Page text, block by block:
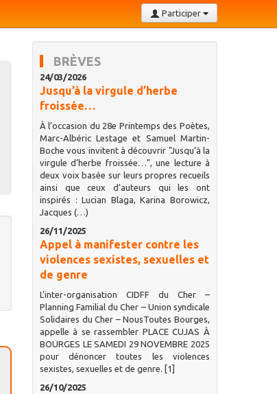
Participer
BRÈVES
24/03/2026
Jusqu’à la virgule d’herbe
froissée…
À l’occasion du 28e Printemps des Poètes,
Marc-Albéric Lestage et Samuel Martin-
Boche vous invitent à découvrir "Jusqu’à la
virgule d’herbe froissée…", une lecture à
deux voix basée sur leurs propres recueils
ainsi que ceux d’auteurs qui les ont
inspirés : Lucian Blaga, Karina Borowicz,
Jacques (…)
26/11/2025
Appel à manifester contre les
violences sexistes, sexuelles et
de genre
L’inter-organisation CIDFF du Cher –
Planning Familial du Cher – Union syndicale
Solidaires du Cher – NousToutes Bourges,
appelle à se rassembler PLACE CUJAS À
BOURGES LE SAMEDI 29 NOVEMBRE 2025
pour dénoncer toutes les violences
sexistes, sexuelles et de genre. [1]
26/10/2025